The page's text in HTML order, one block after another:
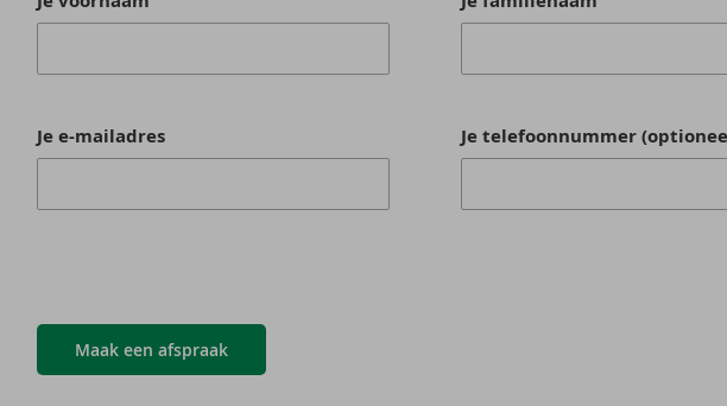
Je e-mailadres Je telefoonnummer
Maak een afspraak